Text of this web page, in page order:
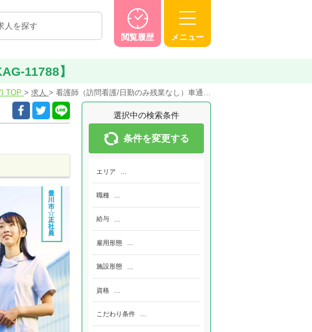
閲覧履歴 メニュー
11788】
TOP 求人 看護師（訪問看護/日勤のみ残業なし）車通…
選択中の検索条件
条件を変更する
エリア
職種
給与
雇用形態
施設形態
資格
こだわり条件